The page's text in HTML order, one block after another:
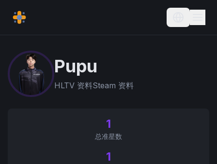
Current
Pupu
HLTV 资料Steam 资料
1
总准星数
1